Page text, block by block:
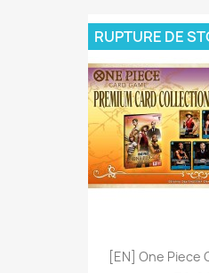
[EN] One Piece
RUPTURE DE